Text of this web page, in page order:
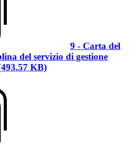
9 - Carta del
del servizio di gestione
KB)